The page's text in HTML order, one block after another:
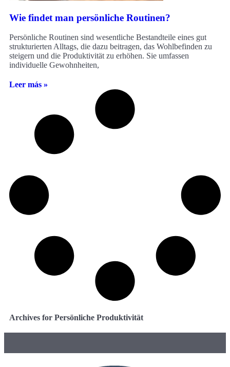
Wie findet man persönliche Routinen?
Persönliche Routinen sind wesentliche Bestandteile eines gut
strukturierten Alltags, die dazu beitragen, das Wohlbefinden zu
steigern und die Produktivität zu erhöhen. Sie umfassen
individuelle Gewohnheiten,
Leer más »
Archives for Persönliche Produktivität